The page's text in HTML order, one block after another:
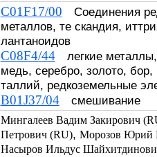
C01F17/00 Соединения
металлов, те скандия,
лантаноидов
C08F4/44легкие металлы,
медь, серебро, золото,
таллий, редкоземельные
B01J37/04смешивание
Мингалеев Вадим Закирович
Петрович (RU), Морозов Юрий
Насыров Ильдус